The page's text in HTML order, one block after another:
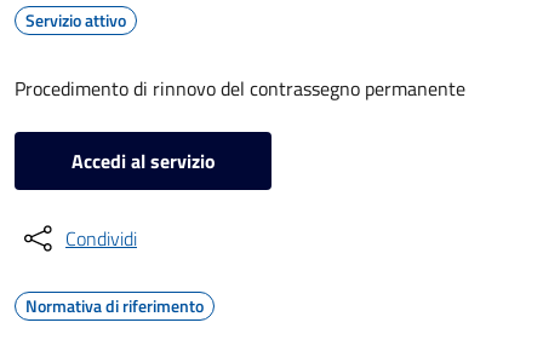
Servizio attivo
Procedimento di rinnovo del contrassegno permanente
Accedi al servizio
Condividi
Normativa di riferimento